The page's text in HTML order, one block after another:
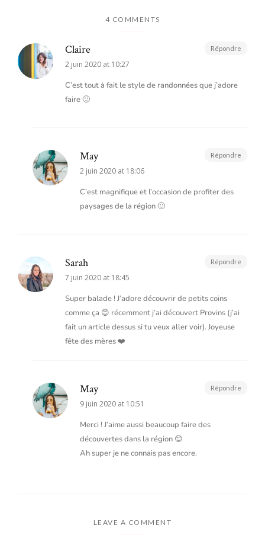
4 COMMENTS
Claire
2 juin 2020 at 10:27
C’est tout à fait le style de randonnées que j’adore
faire 🙂
Répondre
May
2 juin 2020 at 18:06
C’est magnifique et l’occasion de profiter des
paysages de la région 🙂
Répondre
Sarah
7 juin 2020 at 18:45
Super balade ! J’adore découvrir de petits coins
comme ça 😊 récemment j’ai découvert Provins (j’ai
fait un article dessus si tu veux aller voir). Joyeuse
fête des mères ❤️
Répondre
May
9 juin 2020 at 10:51
Merci ! J’aime aussi beaucoup faire des
découvertes dans la région 😊
Ah super je ne connais pas encore.
Répondre
LEAVE A COMMENT